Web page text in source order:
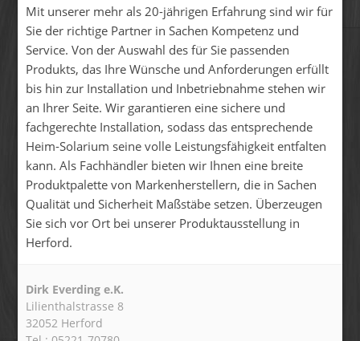
Mit unserer mehr als 20-jährigen Erfahrung sind wir für
Sie der richtige Partner in Sachen Kompetenz und
Service. Von der Auswahl des für Sie passenden
Produkts, das Ihre Wünsche und Anforderungen erfüllt
bis hin zur Installation und Inbetriebnahme stehen wir
an Ihrer Seite. Wir garantieren eine sichere und
fachgerechte Installation, sodass das entsprechende
Heim-Solarium seine volle Leistungsfähigkeit entfalten
kann. Als Fachhändler bieten wir Ihnen eine breite
Produktpalette von Markenherstellern, die in Sachen
Qualität und Sicherheit Maßstäbe setzen. Überzeugen
Sie sich vor Ort bei unserer Produktausstellung in
Herford.
Dirk Everding e.K.
Lilienthalstrasse 8
32052 Herford